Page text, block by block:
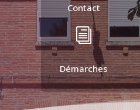
Contact
i
Démarches